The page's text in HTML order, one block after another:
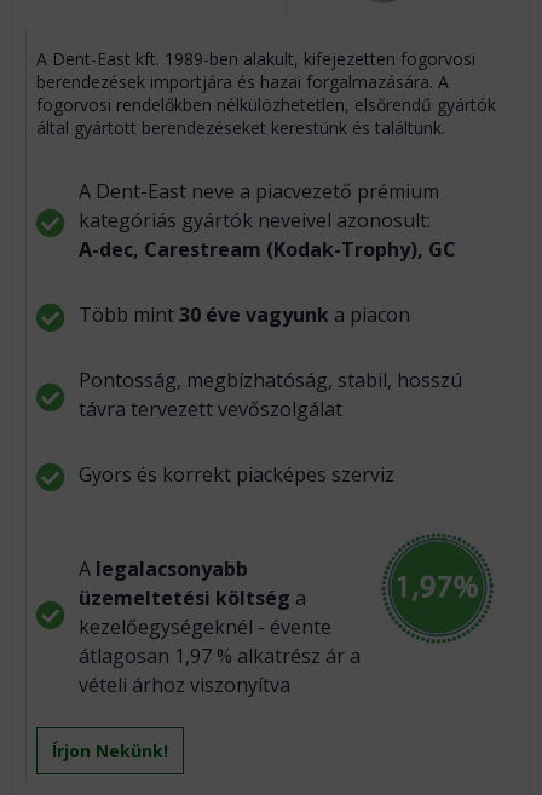
A Dent-East kft. 1989-ben alakult, kifejezetten fogorvosi
berendezések importjára és hazai forgalmazására. A
fogorvosi rendelőkben nélkülözhetetlen, elsőrendű gyártók
által gyártott berendezéseket kerestünk és találtunk.
A Dent-East neve a piacvezető prémium
kategóriás gyártók neveivel azonosult:
A-dec, Carestream (Kodak-Trophy), GC
Több mint30 éve vagyunk a piacon
Pontosság, megbízhatóság, stabil, hosszú
távra tervezett vevőszolgálat
Gyors és korrekt piacképes szerviz
A legalacsonyabb
üzemeltetési költség a
kezelőegységeknél - évente
átlagosan 1,97 % alkatrész ár a
vételi árhoz viszonyítva
Írjon Nekünk!